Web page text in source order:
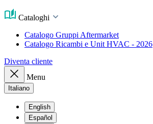
Cataloghi
Catalogo Gruppi Aftermarket
Catalogo Ricambi e Unit HVAC - 2026
Diventa cliente
Menu
Italiano
English
Español